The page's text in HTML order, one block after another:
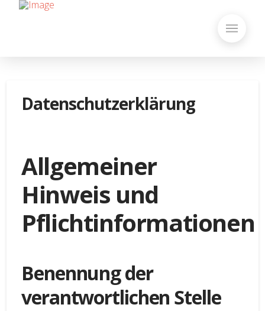
Datenschutzerklärung
Allgemeiner
Hinweis und
Pflichtinformationen
Benennung der
verantwortlichen Stelle